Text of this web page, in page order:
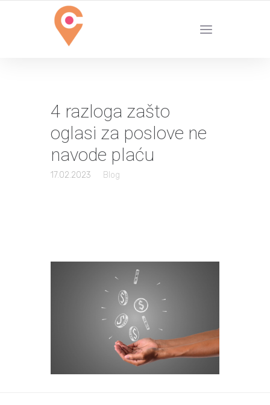
4 razloga zašto
oglasi za poslove ne
navode plaću
17.02.2023 Blog